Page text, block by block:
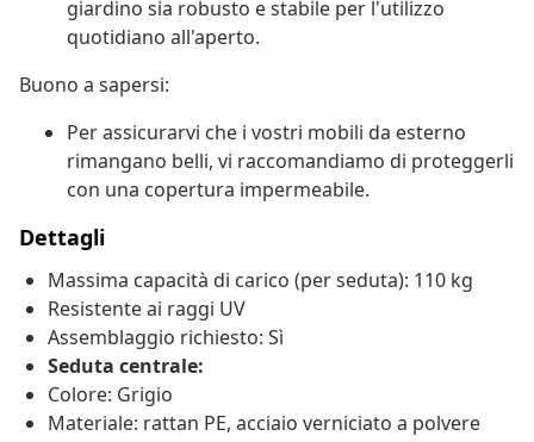
giardino sia robusto e stabile per l'utilizzo
quotidiano all'aperto.
Buono a sapersi:
Per assicurarvi che i vostri mobili da esterno
rimangano belli, vi raccomandiamo di proteggerli
con una copertura impermeabile.
Dettagli
Massima capacità di carico (per seduta): 110 kg
Resistente ai raggi UV
Assemblaggio richiesto: Sì
Seduta centrale:
Colore: Grigio
Materiale: rattan PE, acciaio verniciato a polvere